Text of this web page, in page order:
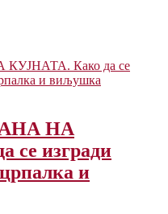
НА
се изгради
и